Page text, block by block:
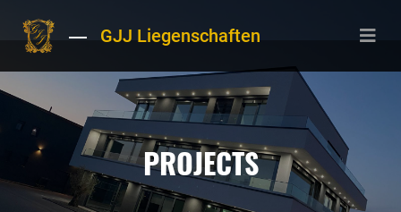
GJJ Liegenschaften
PROJECTS